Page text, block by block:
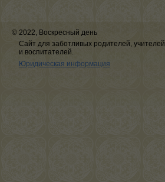
© 2022, Воскресный день
Сайт для заботливых родителей, учителей
и воспитателей.
Юридическая информация